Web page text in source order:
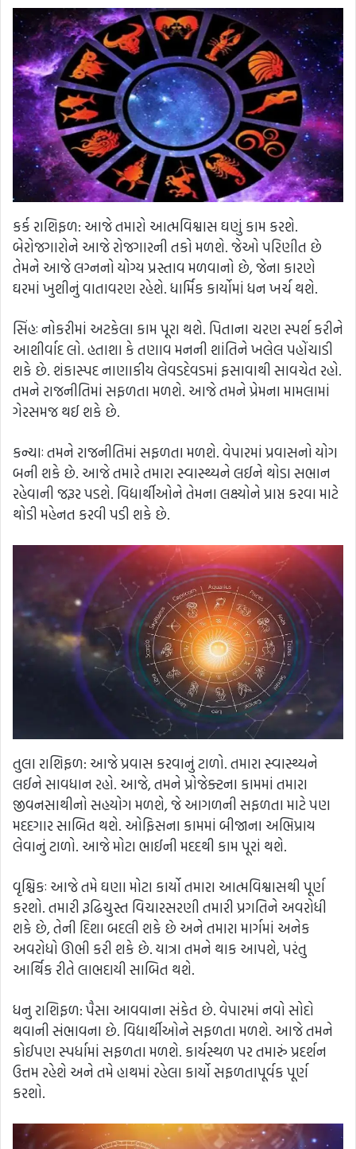
કર્ક રાશિફળ: આજે તમારો આત્મવિશ્વાસ ઘણું કામ કરશે.
બેરોજગારોને આજે રોજગારની તકો મળશે. જેઓ પરિણીત છે
તેમને આજે લગ્નનો યોગ્ય પ્રસ્તાવ મળવાનો છે, જેના કારણે
ઘરમાં ખુશીનું વાતાવરણ રહેશે. ધાર્મિક કાર્યોમાં ધન ખર્ચ થશે.
સિંહઃ નોકરીમાં અટકેલા કામ પૂરા થશે. પિતાના ચરણ સ્પર્શ કરીને
આશીર્વાદ લો. હતાશા કે તણાવ મનની શાંતિને ખલેલ પહોંચાડી
શકે છે. શંકાસ્પદ નાણાકીય લેવડદેવડમાં ફસાવાથી સાવચેત રહો.
તમને રાજનીતિમાં સફળતા મળશે. આજે તમને પ્રેમના મામલામાં
ગેરસમજ થઈ શકે છે.
કન્યાઃ તમને રાજનીતિમાં સફળતા મળશે. વેપારમાં પ્રવાસનો યોગ
બની શકે છે. આજે તમારે તમારા સ્વાસ્થ્યને લઈને થોડા સભાન
રહેવાની જરૂર પડશે. વિદ્યાર્થીઓને તેમના લક્ષ્યોને પ્રાપ્ત કરવા માટે
થોડી મહેનત કરવી પડી શકે છે.
તુલા રાશિફળ: આજે પ્રવાસ કરવાનું ટાળો. તમારા સ્વાસ્થ્યને
લઈને સાવધાન રહો. આજે, તમને પ્રોજેક્ટના કામમાં તમારા
જીવનસાથીનો સહયોગ મળશે, જે આગળની સફળતા માટે પણ
મદદગાર સાબિત થશે. ઓફિસના કામમાં બીજાના અભિપ્રાય
લેવાનું ટાળો. આજે મોટા ભાઈની મદદથી કામ પૂરાં થશે.
વૃશ્ચિકઃ આજે તમે ઘણા મોટા કાર્યો તમારા આત્મવિશ્વાસથી પૂર્ણ
કરશો. તમારી રૂઢિચુસ્ત વિચારસરણી તમારી પ્રગતિને અવરોધી
શકે છે, તેની દિશા બદલી શકે છે અને તમારા માર્ગમાં અનેક
અવરોધો ઊભી કરી શકે છે. યાત્રા તમને થાક આપશે, પરંતુ
આર્થિક રીતે લાભદાયી સાબિત થશે.
ધનુ રાશિફળ: પૈસા આવવાના સંકેત છે. વેપારમાં નવો સોદો
થવાની સંભાવના છે. વિદ્યાર્થીઓને સફળતા મળશે. આજે તમને
કોઈપણ સ્પર્ધામાં સફળતા મળશે. કાર્યસ્થળ પર તમારું પ્રદર્શન
ઉત્તમ રહેશે અને તમે હાથમાં રહેલા કાર્યો સફળતાપૂર્વક પૂર્ણ
કરશો.